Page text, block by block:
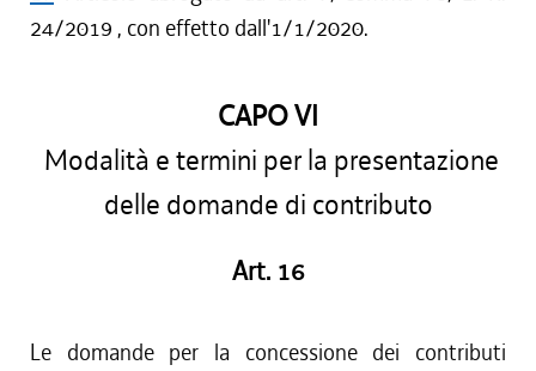
24/2019 , con effetto dall'1/1/2020.
CAPO VI
Modalità e termini per la presentazione
delle domande di contributo
Art. 16
Le domande per la concessione dei contributi